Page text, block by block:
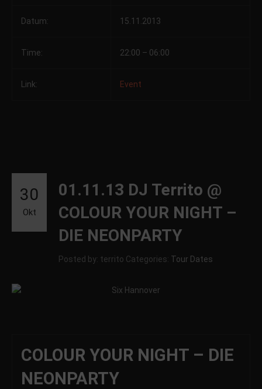
Datum: 15.11.2013
Time: 22:00 – 06:00
Link: Event
01.11.13 DJ Territo @
COLOUR YOUR NIGHT –
DIE NEONPARTY
Posted by: territo Categories: Tour Dates
30
Okt
COLOUR YOUR NIGHT – DIE
NEONPARTY